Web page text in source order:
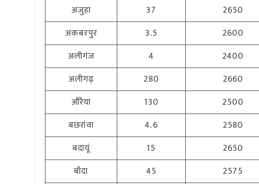
अजुहा
37 2650
अकबरपुर
3.5 2600
अलीगंज
4 2400
अलीगढ़
280 2660
औरैया
130 2500
बछरांवा
4.6 2580
बदायूं
15 2650
बाँदा
45 2575